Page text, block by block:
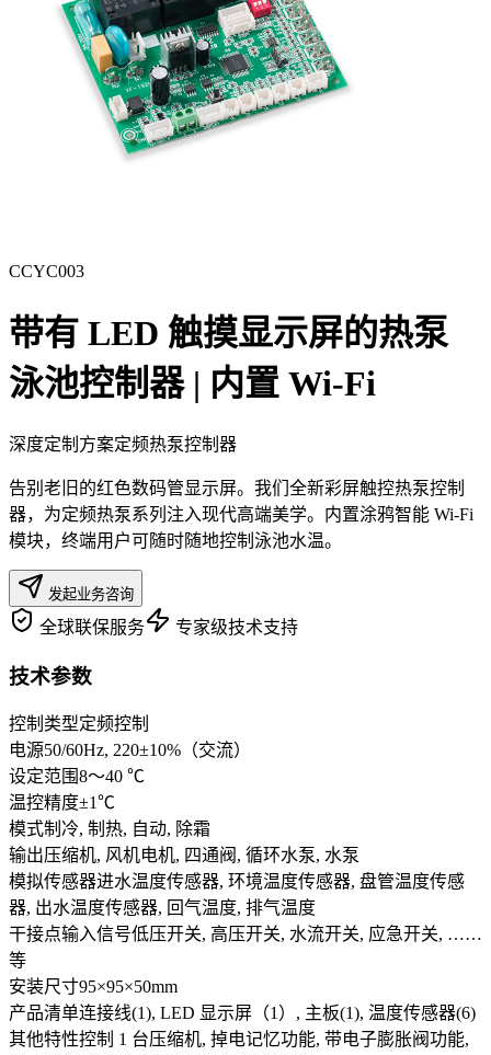
CCYC003
带有 LED 触摸显示屏的热泵
泳池控制器 | 内置 Wi-Fi
深度定制方案定频热泵控制器
告别老旧的红色数码管显示屏。我们全新彩屏触控热泵控制
器，为定频热泵系列注入现代高端美学。内置涂鸦智能 Wi-Fi
模块，终端用户可随时随地控制泳池水温。
发起业务咨询
全球联保服务 专家级技术支持
技术参数
控制类型定频控制
电源50/60Hz, 220±10%（交流）
设定范围8～40 ℃
温控精度±1℃
模式制冷, 制热, 自动, 除霜
输出压缩机, 风机电机, 四通阀, 循环水泵, 水泵
模拟传感器进水温度传感器, 环境温度传感器, 盘管温度传感
器, 出水温度传感器, 回气温度, 排气温度
干接点输入信号低压开关, 高压开关, 水流开关, 应急开关, ……
等
安装尺寸95×95×50mm
产品清单连接线(1), LED 显示屏（1）, 主板(1), 温度传感器(6)
其他特性控制 1 台压缩机, 掉电记忆功能, 带电子膨胀阀功能,